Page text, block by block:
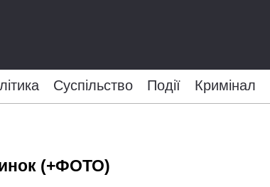
Суспільство Події Кримінал
(+ФОТО)